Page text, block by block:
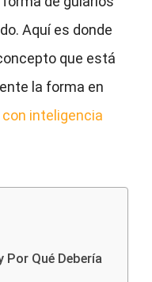
Aquí es donde
que está
la forma en
con inteligencia
Por Qué Debería